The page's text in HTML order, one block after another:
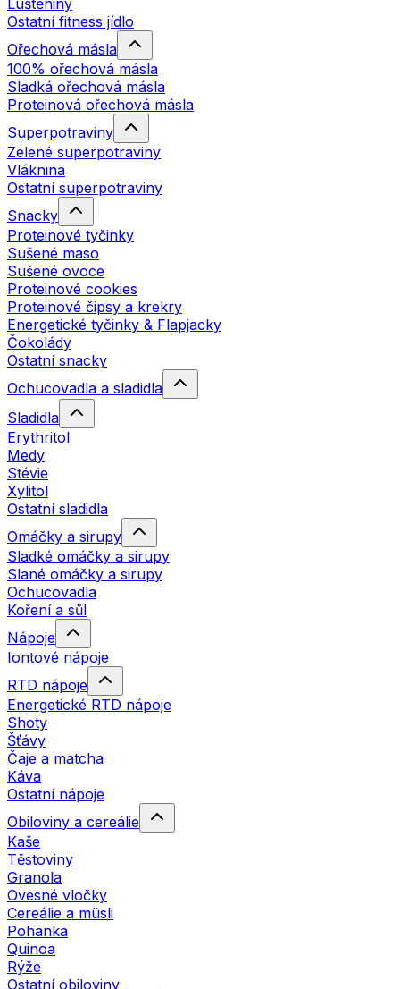
Luštěniny
Ostatní fitness jídlo
Ořechová másla
100% ořechová másla
Sladká ořechová másla
Proteinová ořechová másla
Superpotraviny
Zelené superpotraviny
Vláknina
Ostatní superpotraviny
Snacky
Proteinové tyčinky
Sušené maso
Sušené ovoce
Proteinové cookies
Proteinové čipsy a krekry
Energetické tyčinky & Flapjacky
Čokolády
Ostatní snacky
Ochucovadla a sladidla
Sladidla
Erythritol
Medy
Stévie
Xylitol
Ostatní sladidla
Omáčky a sirupy
Sladké omáčky a sirupy
Slané omáčky a sirupy
Ochucovadla
Koření a sůl
Nápoje
Iontové nápoje
RTD nápoje
Energetické RTD nápoje
Shoty
Šťávy
Čaje a matcha
Káva
Ostatní nápoje
Obiloviny a cereálie
Kaše
Těstoviny
Granola
Ovesné vločky
Cereálie a müsli
Pohanka
Quinoa
Rýže
Ostatní obiloviny